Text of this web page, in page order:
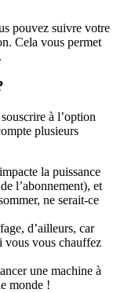
pouvez suivre votre
Cela vous permet
à l’option
plusieurs
la puissance
l’abonnement), et
ne serait-ce
d’ailleurs, car
vous vous chauffez
une machine à
monde !